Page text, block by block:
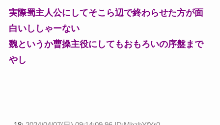
実際蜀主人公にしてそこら辺で終わらせた方が面
白いししゃーない
魏というか曹操主役にしてもおもろいの序盤まで
やし